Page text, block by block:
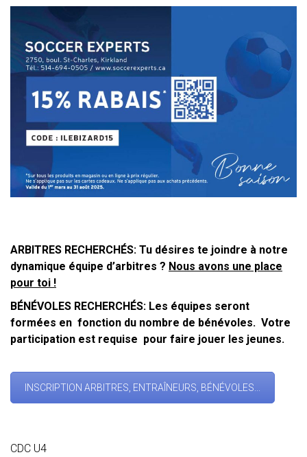
ARBITRES RECHERCHÉS: Tu désires te joindre à notre
dynamique équipe d’arbitres ? Nous avons une place
pour toi !
BÉNÉVOLES RECHERCHÉS: Les équipes seront
formées en fonction du nombre de bénévoles. Votre
participation est requise pour faire jouer les jeunes.
INSCRIPTION ARBITRES, ENTRAÎNEURS, BÉNÉVOLES...
CDC U4